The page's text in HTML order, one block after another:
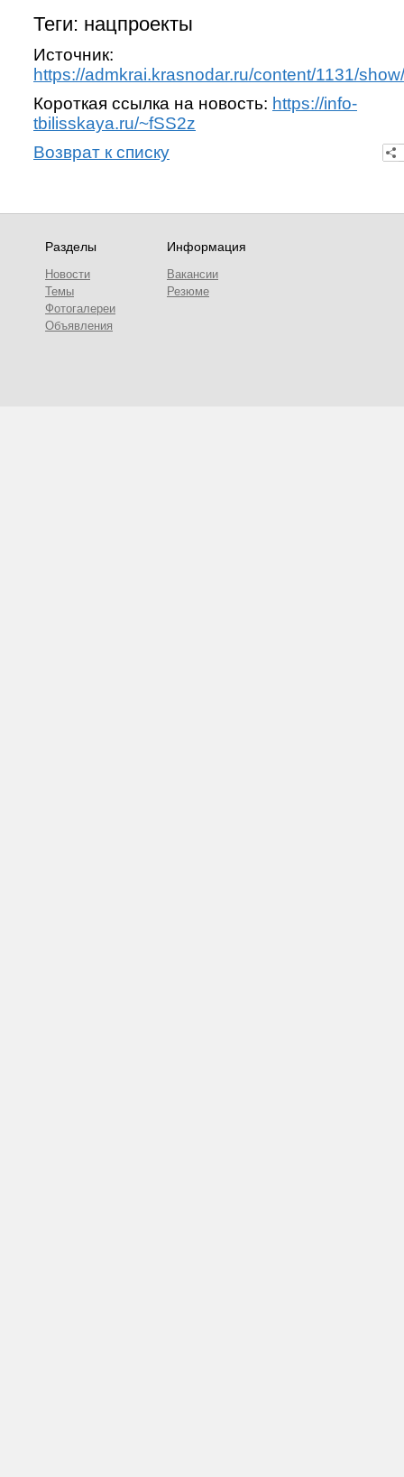
Теги: нацпроекты
Источник:
https://admkrai.krasnodar.ru/content/1131/
Короткая ссылка на новость: https://info-
tbilisskaya.ru/~fSS2z
Возврат к списку
Разделы
Новости
Темы
Фотогалереи
Объявления
Информация
Вакансии
Резюме